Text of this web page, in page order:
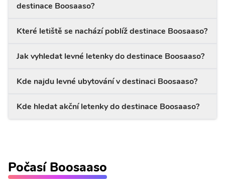
destinace Boosaaso?
Které letiště se nachází poblíž destinace Boosaaso?
Jak vyhledat levné letenky do destinace Boosaaso?
Kde najdu levné ubytování v destinaci Boosaaso?
Kde hledat akční letenky do destinace Boosaaso?
Počasí Boosaaso